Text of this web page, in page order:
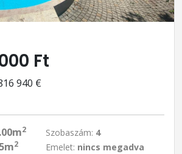
Ft
940 €
2
2
Szobaszám: 4
Emelet: nincs megadva